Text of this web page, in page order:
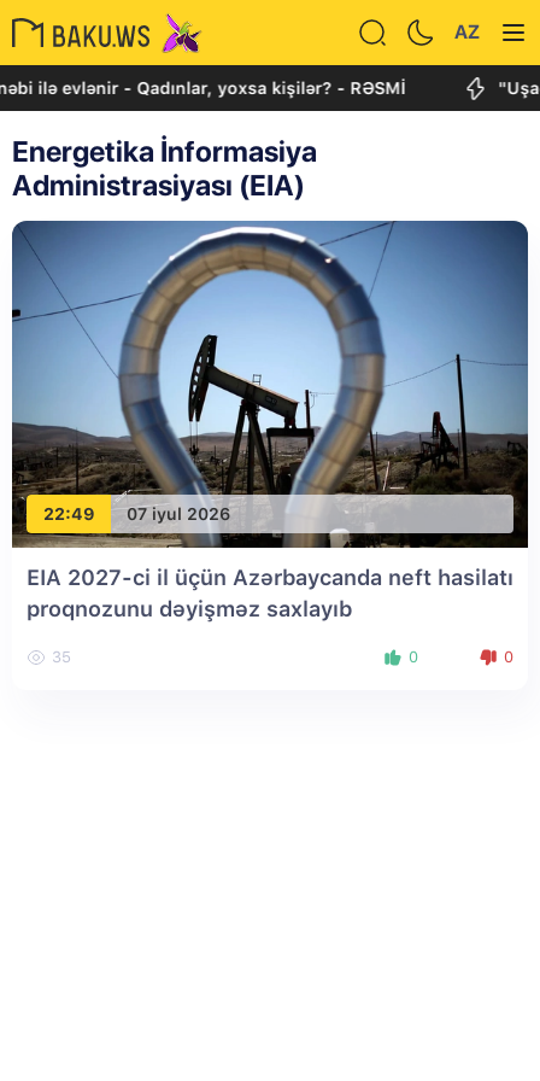
AZ
ilə evlənir - Qadınlar, yoxsa kişilər? - RƏSMİ
Energetika İnformasiya
Administrasiyası (EIA)
22:49 07 iyul 2026
EIA 2027-ci il üçün Azərbaycanda neft hasilatı
proqnozunu dəyişməz saxlayıb
35 0 0